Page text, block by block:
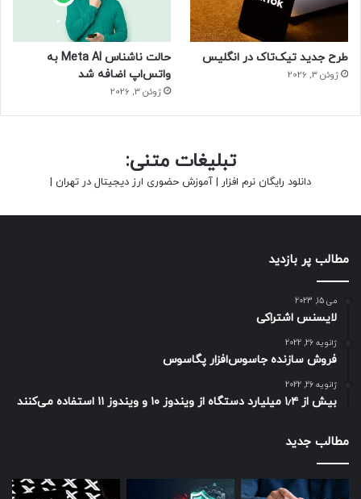
طرح جدید تیک‌تاک در انگلیس
ژوئن 3, 2026
حالت ناشناس Meta AI به
واتس‌اپ اضافه شد
ژوئن 3, 2026
تبلیغات متنی:
دانلود رایگان نرم افزار | آموزش حضوری ارز دیجیتال در تهران |
مطالب پر بازدید
می 15, 2023
لایسنس اشتراکی
ژانویه 26, 2022
فروش سازنده جاسوس‌افزار پگاسوس
ژانویه 26, 2022
بیش از ۱٫۴ میلیارد دستگاه از ویندوز ۱۰ و ویندوز ۱۱ استفاده می‌کنند
مطالب جدید